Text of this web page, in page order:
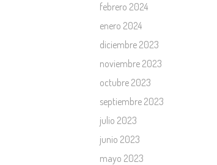
febrero 2024
enero 2024
diciembre 2023
noviembre 2023
octubre 2023
septiembre 2023
julio 2023
junio 2023
mayo 2023